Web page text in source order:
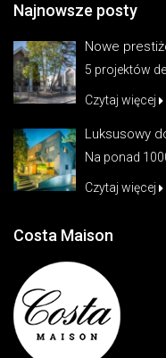
Najnowsze posty
Nowe
5 projektów
Czytaj więcej
Luksusowy
Na ponad
Czytaj więcej
Costa Maison